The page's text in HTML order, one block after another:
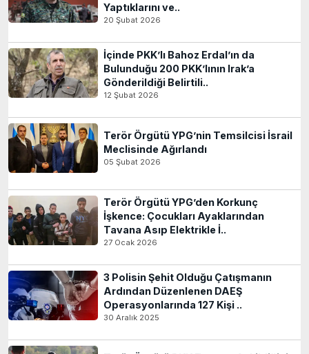
Yaptıklarını ve..
20 Şubat 2026
İçinde PKK’lı Bahoz Erdal’ın da
Bulunduğu 200 PKK’lının Irak’a
Gönderildiği Belirtili..
12 Şubat 2026
Terör Örgütü YPG’nin Temsilcisi İsrail
Meclisinde Ağırlandı
05 Şubat 2026
Terör Örgütü YPG’den Korkunç
İşkence: Çocukları Ayaklarından
Tavana Asıp Elektrikle İ..
27 Ocak 2026
3 Polisin Şehit Olduğu Çatışmanın
Ardından Düzenlenen DAEŞ
Operasyonlarında 127 Kişi ..
30 Aralık 2025